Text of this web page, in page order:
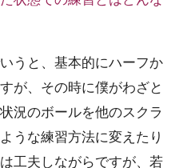
うと、基本的にハーフか
が、その時に僕がわざと
況のボールを他のスクラ
うな練習方法に変えたり
工夫しながらですが、若